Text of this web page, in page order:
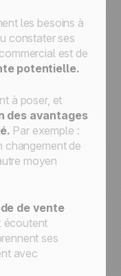
les besoins à
constater ses
est de
potentielle.
à poser, et
des avantages
Par exemple :
changement de
moyen
de vente
écoutent
ses
avec